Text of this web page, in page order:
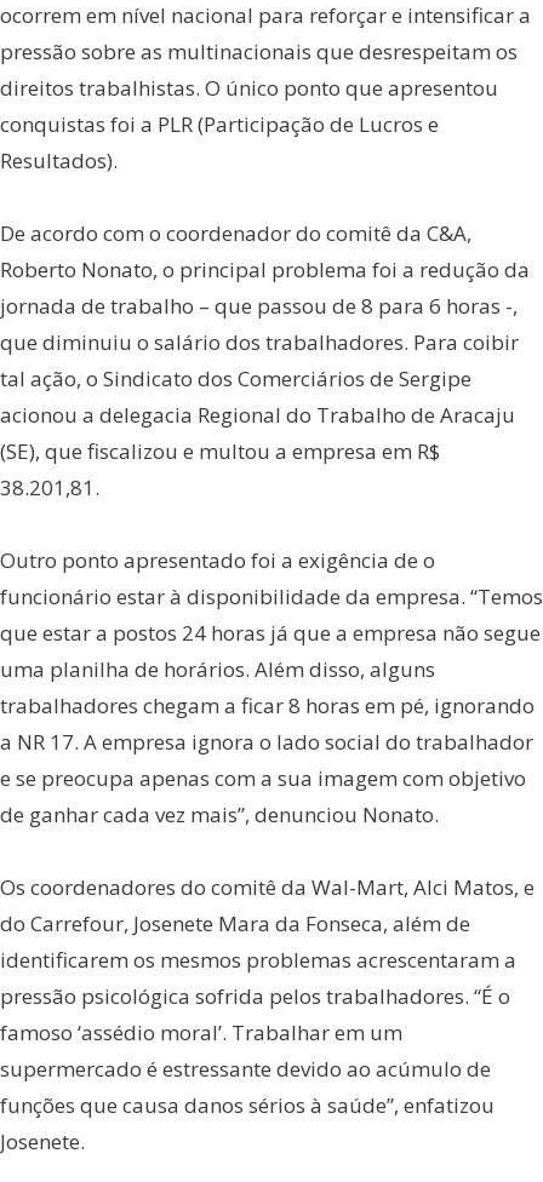
ocorrem em nível nacional para reforçar e intensificar a
pressão sobre as multinacionais que desrespeitam os
direitos trabalhistas. O único ponto que apresentou
conquistas foi a PLR (Participação de Lucros e
Resultados).
De acordo com o coordenador do comitê da C&A,
Roberto Nonato, o principal problema foi a redução da
jornada de trabalho – que passou de 8 para 6 horas -,
que diminuiu o salário dos trabalhadores. Para coibir
tal ação, o Sindicato dos Comerciários de Sergipe
acionou a delegacia Regional do Trabalho de Aracaju
(SE), que fiscalizou e multou a empresa em R$
38.201,81.
Outro ponto apresentado foi a exigência de o
funcionário estar à disponibilidade da empresa. “Temos
que estar a postos 24 horas já que a empresa não segue
uma planilha de horários. Além disso, alguns
trabalhadores chegam a ficar 8 horas em pé, ignorando
a NR 17. A empresa ignora o lado social do trabalhador
e se preocupa apenas com a sua imagem com objetivo
de ganhar cada vez mais”, denunciou Nonato.
Os coordenadores do comitê da Wal-Mart, Alci Matos, e
do Carrefour, Josenete Mara da Fonseca, além de
identificarem os mesmos problemas acrescentaram a
pressão psicológica sofrida pelos trabalhadores. “É o
famoso ‘assédio moral’. Trabalhar em um
supermercado é estressante devido ao acúmulo de
funções que causa danos sérios à saúde”, enfatizou
Josenete.